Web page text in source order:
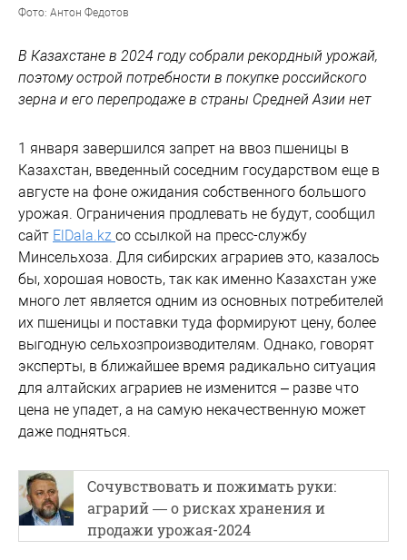
Фото: Антон Федотов
В Казахстане в 2024 году собрали рекордный урожай,
поэтому острой потребности в покупке российского
зерна и его перепродаже в страны Средней Азии нет
1 января завершился запрет на ввоз пшеницы в
Казахстан, введенный соседним государством еще в
августе на фоне ожидания собственного большого
урожая. Ограничения продлевать не будут, сообщил
сайт ElDala.kz со ссылкой на пресс-службу
Минсельхоза. Для сибирских аграриев это, казалось
бы, хорошая новость, так как именно Казахстан уже
много лет является одним из основных потребителей
их пшеницы и поставки туда формируют цену, более
выгодную сельхозпроизводителям. Однако, говорят
эксперты, в ближайшее время радикально ситуация
для алтайских аграриев не изменится – разве что
цена не упадет, а на самую некачественную может
даже подняться.
Сочувствовать и пожимать руки:
аграрий — о рисках хранения и
продажи урожая-2024